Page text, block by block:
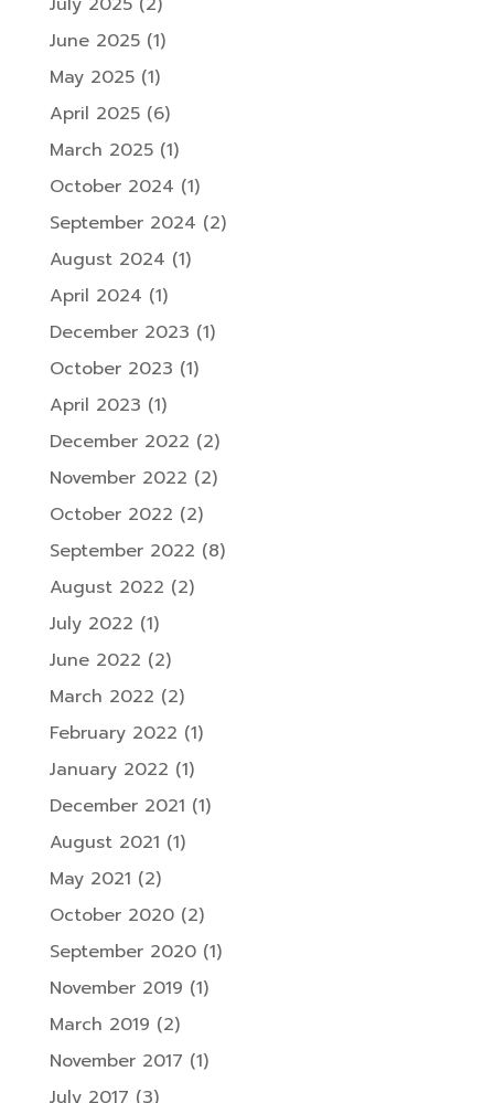
June 2025(1)
May 2025(1)
April 2025(6)
March 2025(1)
October 2024 (1)
September 2024 (2)
August 2024 (1)
April 2024 (1)
December 2023 (1)
October 2023 (1)
April 2023 (1)
December 2022 (2)
November 2022 (2)
October 2022 (2)
September 2022 (8)
August 2022 (2)
July 2022 (1)
June 2022 (2)
March 2022 (2)
February 2022 (1)
January 2022 (1)
December 2021 (1)
August 2021 (1)
May 2021 (2)
October 2020(2)
September 2020(1)
November 2019 (1)
March 2019 (2)
November 2017 (1)
July 2017 (3)